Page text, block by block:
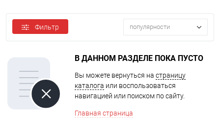
Фильтр популярности
В ДАННОМ РАЗДЕЛЕ ПОКА ПУСТО
Вы можете вернуться на страницу
каталога или воспользоваться
навигацией или поиском по сайту.
Главная страница